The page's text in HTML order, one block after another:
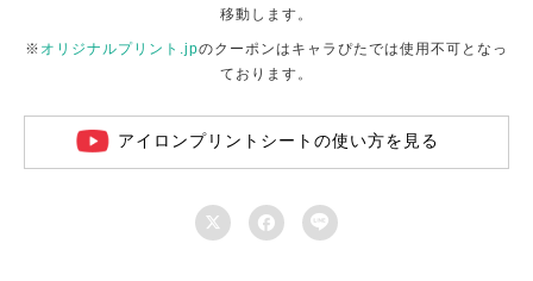
移動します。
※ オリジナルプリント.jpのクーポンはキャラぴたでは使用不可となっ
ております。
アイロンプリントシートの使い方を見る
  